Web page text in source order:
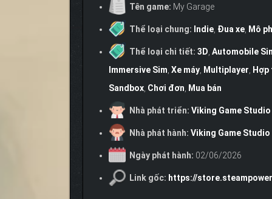
Tên game: My Garage
Thể loại chung: Indie, Đua xe, Mô
Thể loại chi tiết: 3D, Automobile
Immersive Sim, Xe máy, Multiplayer,
Sandbox, Chơi đơn, Mua bán
Nhà phát triển: Viking Game Studio
Nhà phát hành: Viking Game Studio
Ngày phát hành: 02/06/2026
Link gốc: https://